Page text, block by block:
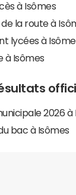
à Isômes
la route à
lycées à
à Isômes
2026 à
bac à Isômes